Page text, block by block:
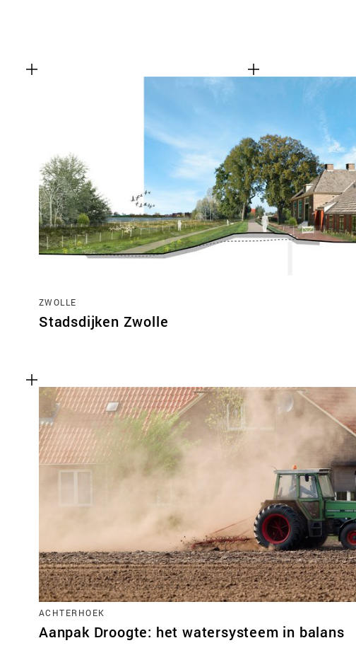
ZWOLLE
Stadsdijken Zwolle
ACHTERHOEK
Aanpak Droogte: het watersysteem in balans